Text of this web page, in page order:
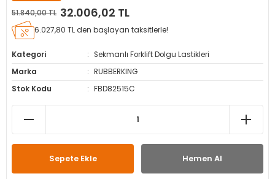
Dolgu Lastikleri
Dolgu Lastikleri
& Sibop İlaveleri
Kapağı
Spreyler
51.840,00 TL 32.006,02 TL
6.027,80 TL den başlayan taksitlerle!
Kategori
Sekmanlı Forklift Dolgu Lastikleri
Marka
RUBBERKING
Stok Kodu
FBD82515C
Sepete Ekle Hemen Al